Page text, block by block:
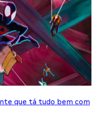
que tá tudo bem com